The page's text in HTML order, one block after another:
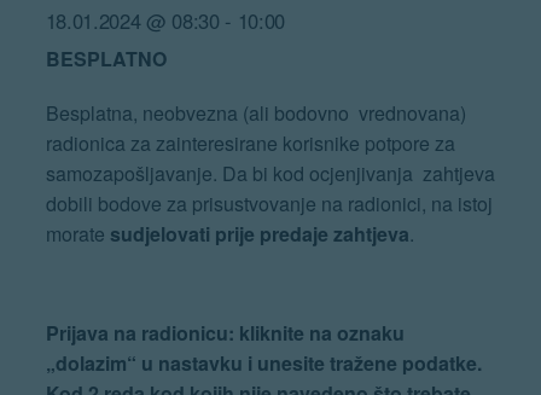
18.01.2024 @ 08:30 - 10:00
BESPLATNO
Besplatna, neobvezna (ali bodovno vrednovana)
radionica za zainteresirane korisnike potpore za
samozapošljavanje. Da bi kod ocjenjivanja zahtjeva
dobili bodove za prisustvovanje na radionici, na istoj
morate sudjelovati prije predaje zahtjeva.
Prijava na radionicu: kliknite na oznaku
„dolazim“ u nastavku i unesite tražene podatke.